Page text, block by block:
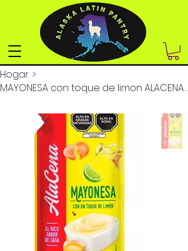
Hogar >
MAYONESA con toque de limon ALACENA 14.1oz